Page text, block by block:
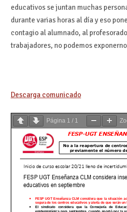
educativos se juntan muchas
durante varias horas al día y eso
contagio al alumnado, al
trabajadores, no podemos
Descarga comunicado
Página 1 / 1